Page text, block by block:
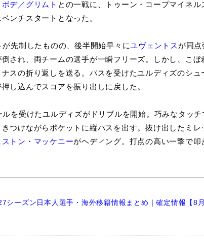
ボデ／グリムト との一戦に、トゥーン・コープマイネ
ンチスタートとなった。
が先制したものの、後半開始早々にユヴェントス が同
され、両チームの選手が一瞬フリーズ。しかし、こ
スの折り返しを送る。パスを受けたユルディズのシ
押し込んでスコアを振り出しに戻した。
を受けたユルディズがドリブルを開始。巧みなタッ
つけながらポケットに縦パスを出す。抜け出したミレ
ストン・マッケニーがヘディング。打点の高い一撃で叩
シーズン日本人選手・海外移籍情報まとめ｜確定情報【8月